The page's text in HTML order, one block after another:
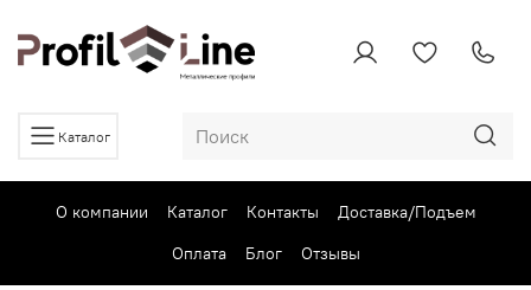
Каталог
О компании Каталог Контакты
Доставка/Подъем
Оплата
Блог Отзывы